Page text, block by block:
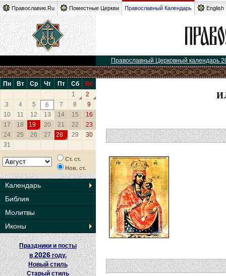
Православие.Ru Поместные Церкви Православный Календарь English
Православный Церковный календарь
Пн Вт Ср Чт Пт Сб
Вс
1
2
3
4 5 6 7 8
9
10
11 12 13 14 15
16
17
18 19 20 21 22
23
24
25 26 27 28 29
30
31
Ст. ст.
Нов. ст.
Календарь
Библия
Молитвы
Иконы
Праздники и посты
в2026 году.
Новый стиль
Старый стиль